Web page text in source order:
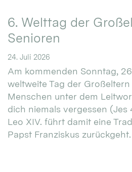
6. Welttag der
Senioren
24. Juli 2026
Am kommenden Sonntag,
weltweite Tag der
Menschen unter dem
dich niemals vergessen (Jes
Leo XIV. führt damit eine
Papst Franziskus zurückgeht.